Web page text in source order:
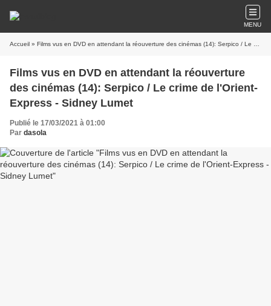
MENU
Accueil » Films vus en DVD en attendant la réouverture des cinémas (14): Serpico / Le crime de l'Orient-Express - Sidney Lumet
Films vus en DVD en attendant la réouverture
des cinémas (14): Serpico / Le crime de l'Orient-
Express - Sidney Lumet
Publié le 17/03/2021 à 01:00
Par dasola